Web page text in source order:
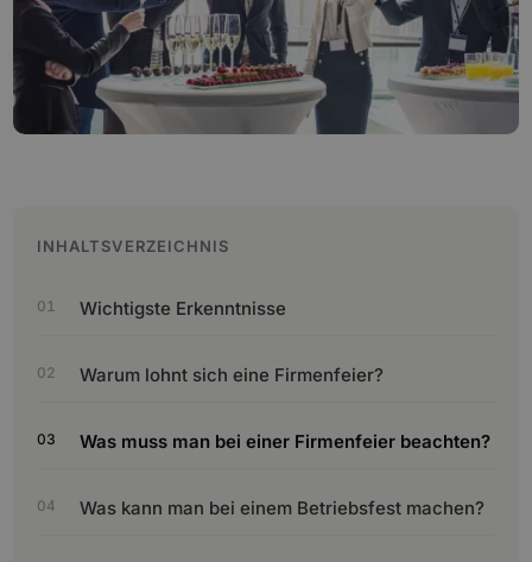
INHALTSVERZEICHNIS
Wichtigste Erkenntnisse
Warum lohnt sich eine Firmenfeier?
Was muss man bei einer Firmenfeier beachten?
Was kann man bei einem Betriebsfest machen?